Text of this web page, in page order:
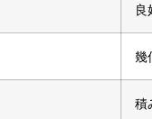
良
幾
積